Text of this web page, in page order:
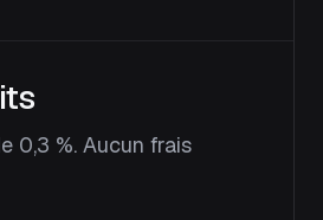
0,3 %. Aucun frais